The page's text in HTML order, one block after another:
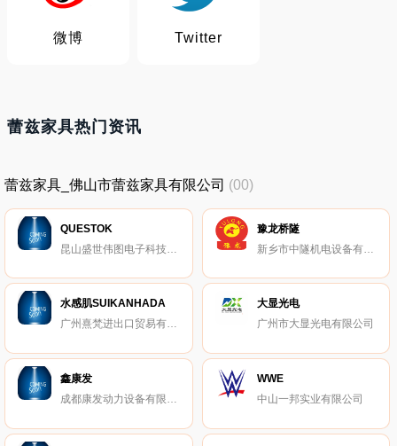
微博 Twitter
蕾兹家具热门资讯
蕾兹家具_佛山市蕾兹家具有限公司 (00)
QUESTOK
昆山盛世伟图电子科技有限公司
豫龙桥隧
水感肌SUIKANHADA
广州熹梵进出口贸易有限公司
大显光电
广州市大显光电有限公司
鑫康发
成都康发动力设备有限公司
WWE
中山一邦实业有限公司